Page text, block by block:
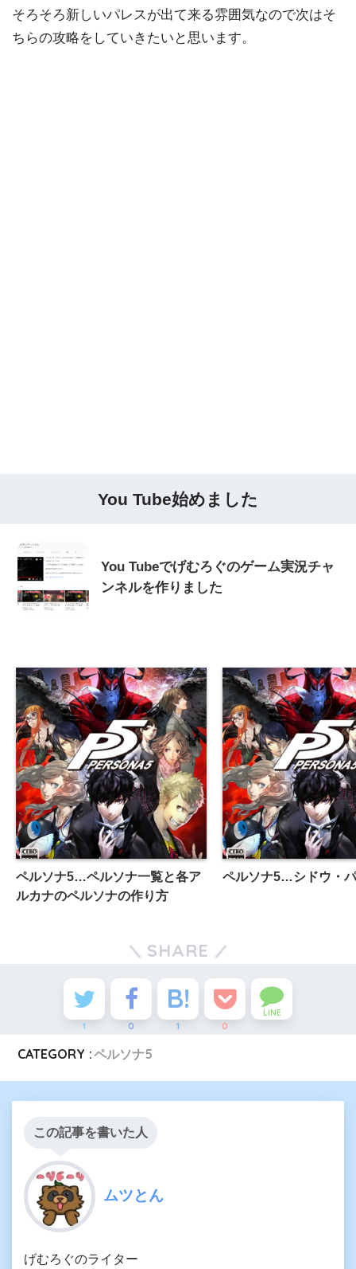
そろそろ新しいパレスが出て来る雰囲気なので次はそ
ちらの攻略をしていきたいと思います。
You Tube始めました
You Tubeでげむろぐのゲーム実況チャ
ンネルを作りました
ペルソナ5…ペルソナ一覧と各ア
ルカナのペルソナの作り方
ペルソナ5…シドウ・
SHARE
1 0 1 0
LINE
CATEGORY :ペルソナ5
この記事を書いた人
ムツとん
げむろぐのライター